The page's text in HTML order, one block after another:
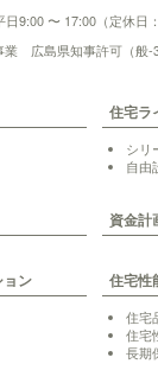
日9:00 〜 17:00（定休日
業 広島県知事許可（般-
住宅ラ
シリ
自由
資金計
ョン 住宅性
住宅
住宅
長期